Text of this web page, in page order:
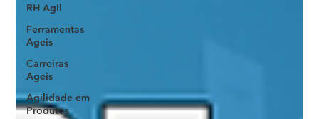
RH Agil
Ferramentas
Ageis
Carreiras
Ageis
Agilidade em
Produtos